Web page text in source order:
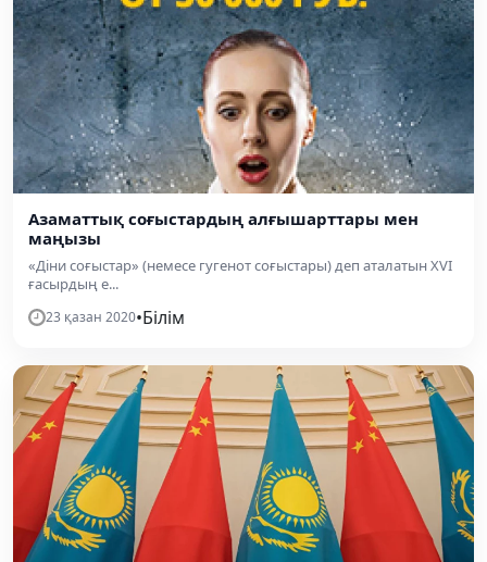
Азаматтық соғыстардың алғышарттары мен
маңызы
«Діни соғыстар» (немесе гугенот соғыстары) деп аталатын XVI
ғасырдың е...
23 қазан 2020•Білім